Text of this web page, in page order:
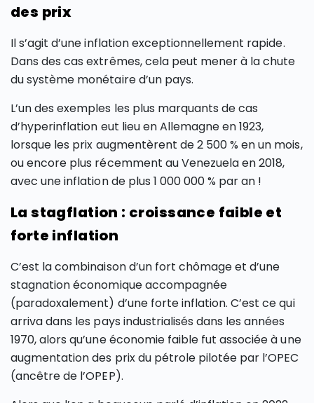
des prix
Il s’agit d’une inflation exceptionnellement rapide.
Dans des cas extrêmes, cela peut mener à la chute
du système monétaire d’un pays.
L’un des exemples les plus marquants de cas
d’hyperinflation eut lieu en Allemagne en 1923,
lorsque les prix augmentèrent de 2 500 % en un mois,
ou encore plus récemment au Venezuela en 2018,
avec une inflation de plus 1 000 000 % par an !
La stagflation : croissance faible et
forte inflation
C’est la combinaison d’un fort chômage et d’une
stagnation économique accompagnée
(paradoxalement) d’une forte inflation. C’est ce qui
arriva dans les pays industrialisés dans les années
1970, alors qu’une économie faible fut associée à une
augmentation des prix du pétrole pilotée par l’OPEC
(ancêtre de l’OPEP).